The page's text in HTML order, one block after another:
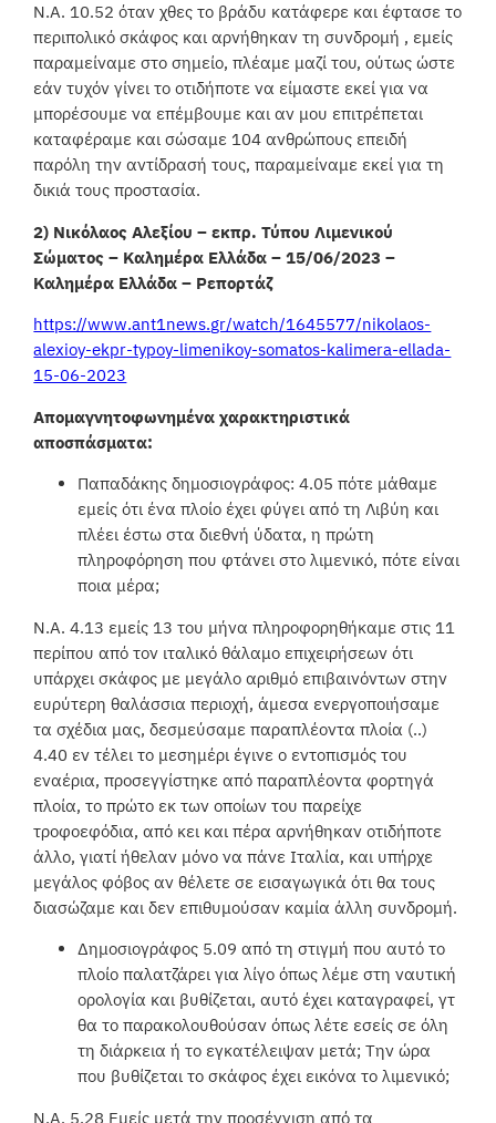
Ν.Α. 10.52 όταν χθες το βράδυ κατάφερε και έφτασε το
περιπολικό σκάφος και αρνήθηκαν τη συνδρομή , εμείς
παραμείναμε στο σημείο, πλέαμε μαζί του, ούτως ώστε
εάν τυχόν γίνει το οτιδήποτε να είμαστε εκεί για να
μπορέσουμε να επέμβουμε και αν μου επιτρέπεται
καταφέραμε και σώσαμε 104 ανθρώπους επειδή
παρόλη την αντίδρασή τους, παραμείναμε εκεί για τη
δικιά τους προστασία.
2) Νικόλαος Αλεξίου – εκπρ. Τύπου Λιμενικού
Σώματος – Καλημέρα Ελλάδα – 15/06/2023 –
Καλημέρα Ελλάδα – Ρεπορτάζ
https://www.ant1news.gr/watch/1645577/nikolaos-
alexioy-ekpr-typoy-limenikoy-somatos-kalimera-ellada-
15-06-2023
Απομαγνητοφωνημένα χαρακτηριστικά
αποσπάσματα:
Παπαδάκης δημοσιογράφος: 4.05 πότε μάθαμε
εμείς ότι ένα πλοίο έχει φύγει από τη Λιβύη και
πλέει έστω στα διεθνή ύδατα, η πρώτη
πληροφόρηση που φτάνει στο λιμενικό, πότε είναι
ποια μέρα;
Ν.Α. 4.13 εμείς 13 του μήνα πληροφορηθήκαμε στις 11
περίπου από τον ιταλικό θάλαμο επιχειρήσεων ότι
υπάρχει σκάφος με μεγάλο αριθμό επιβαινόντων στην
ευρύτερη θαλάσσια περιοχή, άμεσα ενεργοποιήσαμε
τα σχέδια μας, δεσμεύσαμε παραπλέοντα πλοία (..)
4.40 εν τέλει το μεσημέρι έγινε ο εντοπισμός του
εναέρια, προσεγγίστηκε από παραπλέοντα φορτηγά
πλοία, το πρώτο εκ των οποίων του παρείχε
τροφοεφόδια, από κει και πέρα αρνήθηκαν οτιδήποτε
άλλο, γιατί ήθελαν μόνο να πάνε Ιταλία, και υπήρχε
μεγάλος φόβος αν θέλετε σε εισαγωγικά ότι θα τους
διασώζαμε και δεν επιθυμούσαν καμία άλλη συνδρομή.
Δημοσιογράφος 5.09 από τη στιγμή που αυτό το
πλοίο παλατζάρει για λίγο όπως λέμε στη ναυτική
ορολογία και βυθίζεται, αυτό έχει καταγραφεί, γτ
θα το παρακολουθούσαν όπως λέτε εσείς σε όλη
τη διάρκεια ή το εγκατέλειψαν μετά; Την ώρα
που βυθίζεται το σκάφος έχει εικόνα το λιμενικό;
Ν.Α. 5.28 Εμείς μετά την προσέγγιση από τα